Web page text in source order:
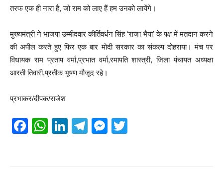
तरफ एक ही नारा है, जो राम को लाए हैं हम उनको लायेंगे।
मुख्यमंत्री ने भाजपा उम्मीदवार कीर्तिवर्धन सिंह ‘राजा भैया’ के पक्ष में मतदान करने
की अपील करते हुए फिर एक बार मोदी सरकार का संकल्प दोहराया। मंच पर
विधायक राम प्रताप वर्मा,प्रभात वर्मा,रमापति शास्त्री, जिला पंचायत अध्यक्षा
आरती तिवारी,प्रतीक भूषण मौजूद रहे।
प्रभाकर/दीपक/राजेश
F
W
Li
T
M